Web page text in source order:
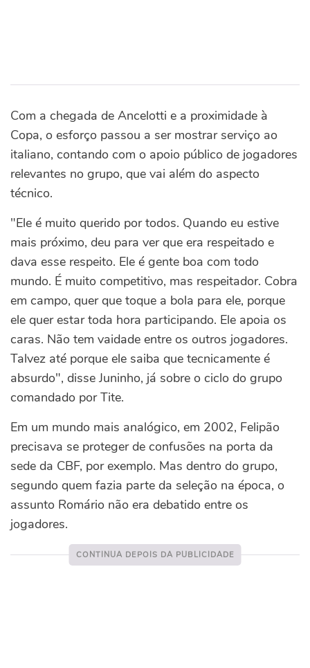
Com a chegada de Ancelotti e a proximidade à
Copa, o esforço passou a ser mostrar serviço ao
italiano, contando com o apoio público de jogadores
relevantes no grupo, que vai além do aspecto
técnico.
"Ele é muito querido por todos. Quando eu estive
mais próximo, deu para ver que era respeitado e
dava esse respeito. Ele é gente boa com todo
mundo. É muito competitivo, mas respeitador. Cobra
em campo, quer que toque a bola para ele, porque
ele quer estar toda hora participando. Ele apoia os
caras. Não tem vaidade entre os outros jogadores.
Talvez até porque ele saiba que tecnicamente é
absurdo", disse Juninho, já sobre o ciclo do grupo
comandado por Tite.
Em um mundo mais analógico, em 2002, Felipão
precisava se proteger de confusões na porta da
sede da CBF, por exemplo. Mas dentro do grupo,
segundo quem fazia parte da seleção na época, o
assunto Romário não era debatido entre os
jogadores.